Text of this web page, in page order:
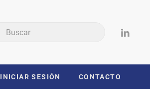
INICIAR SESIÓN CONTACTO